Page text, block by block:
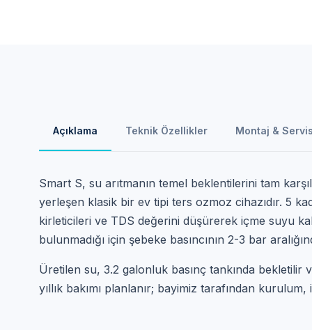
Açıklama Teknik Özellikler Montaj &
Smart S, su arıtmanın temel beklentilerini tam
yerleşen klasik bir ev tipi ters ozmoz cihazıdır. 5
kirleticileri ve TDS değerini düşürerek içme suyu
bulunmadığı için şebeke basıncının 2-3 bar
Üretilen su, 3.2 galonluk basınç tankında bekletilir
yıllık bakımı planlanır; bayimiz tarafından